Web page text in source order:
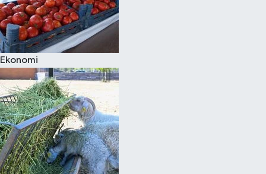
Ekonomi
Sağlık
Siyaset
Teknoloji
Televizyon
Yaşam-Çevre